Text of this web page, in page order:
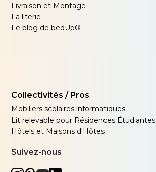
Livraison et Montage
La literie
Le blog de bedUp®
Collectivités / Pros
Mobiliers scolaires informatiques
Lit relevable pour Résidences Étudiantes
Hôtels et Maisons d'Hôtes
Suivez-nous